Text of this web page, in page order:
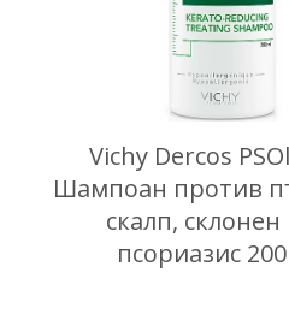
Vichy Dercos
Шампоан против
скалп,
псориазис